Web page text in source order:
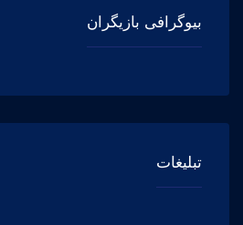
بیوگرافی بازیگران
تبلیغات